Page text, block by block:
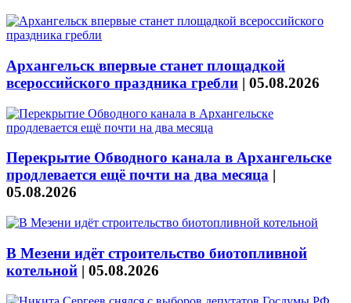
Архангельск впервые станет площадкой
всероссийского праздника гребли | 05.08.2026
Перекрытие Обводного канала в Архангельске
продлевается ещё почти на два месяца |
05.08.2026
В Мезени идёт строительство биотопливной
котельной | 05.08.2026